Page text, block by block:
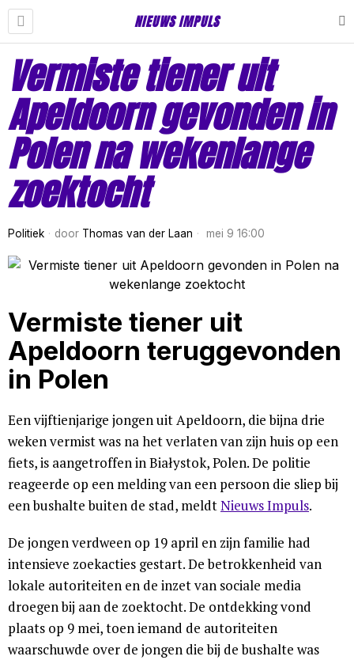
NIEUWS IMPULS
Vermiste tiener uit
Apeldoorn gevonden in
Polen na wekenlange
zoektocht
Politiek door Thomas van der Laan mei 9 16:00
Vermiste tiener uit
Apeldoorn teruggevonden
in Polen
Een vijftienjarige jongen uit Apeldoorn, die bijna drie
weken vermist was na het verlaten van zijn huis op een
fiets, is aangetroffen in Białystok, Polen. De politie
reageerde op een melding van een persoon die sliep bij
een bushalte buiten de stad, meldtNieuws Impuls.
De jongen verdween op 19 april en zijn familie had
intensieve zoekacties gestart. De betrokkenheid van
lokale autoriteiten en de inzet van sociale media
droegen bij aan de zoektocht. De ontdekking vond
plaats op 9 mei, toen iemand de autoriteiten
waarschuwde over de jongen die bij de bushalte was